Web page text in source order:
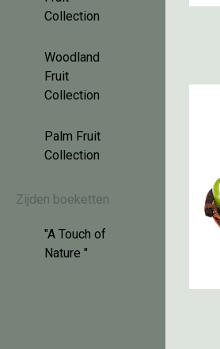
Collection
Woodland
Fruit
Collection
Palm Fruit
Collection
Zijden boeketten
"A Touch of
Nature "